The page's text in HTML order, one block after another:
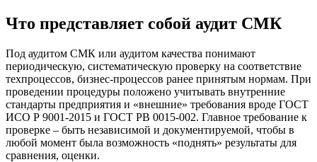
Что представляет собой аудит СМК
Под аудитом СМК или аудитом качества понимают
периодическую, систематическую проверку на соответствие
техпроцессов, бизнес-процессов ранее принятым нормам. При
проведении процедуры положено учитывать внутренние
стандарты предприятия и «внешние» требования вроде ГОСТ
ИСО Р 9001-2015 и ГОСТ РВ 0015-002. Главное требование к
проверке – быть независимой и документируемой, чтобы в
любой момент была возможность «поднять» результаты для
сравнения, оценки.